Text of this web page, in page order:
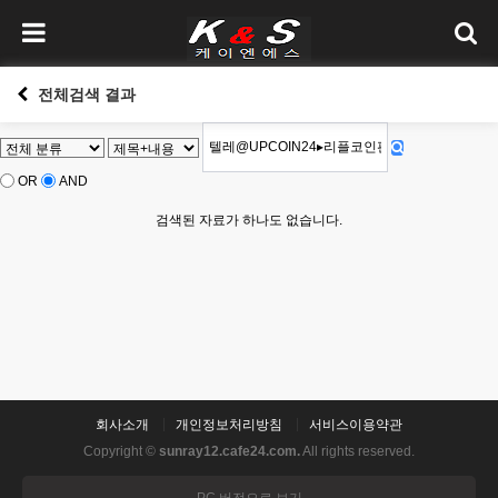
전체검색 결과
OR AND
검색된 자료가 하나도 없습니다.
회사소개 개인정보처리방침
서비스이용약관
Copyright © sunray12.cafe24.com.All rights reserved.